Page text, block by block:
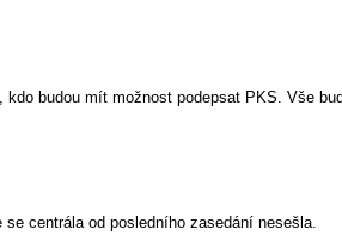
budou mít možnost podepsat PKS. Vše
centrála od posledního zasedání nesešla.